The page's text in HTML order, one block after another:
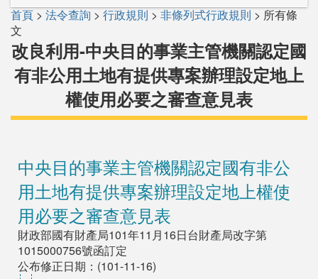
首頁 > 法令查詢 > 行政規則 > 非條列式行政規則 > 所有條
文
改良利用-中央目的事業主管機關認定國
有非公用土地有提供專案辦理設定地上
權使用必要之審查意見表
中央目的事業主管機關認定國有非公
用土地有提供專案辦理設定地上權使
用必要之審查意見表
財政部國有財產局101年11月16日台財產局改字第
1015000756號函訂定
公布修正日期：(101-11-16)